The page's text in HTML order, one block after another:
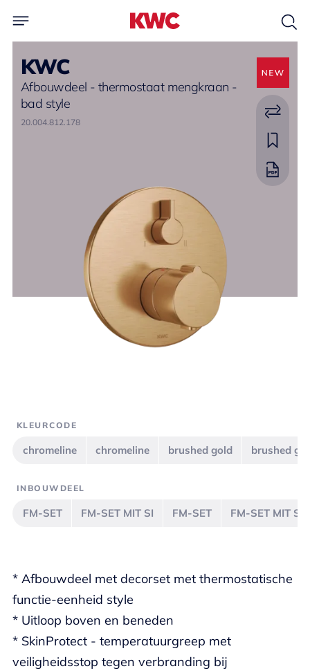
KWC
Afbouwdeel - thermostaat mengkraan -
bad style
20.004.812.178
* Afbouwdeel met decorset met thermostatische
functie-eenheid style
* Uitloop boven en beneden
* SkinProtect - temperatuurgreep met
veiligheidsstop tegen verbranding bij
KLEURCODE
chromeline chromeline brushed gold brushed
INBOUWDEEL
FM-SET FM-SET MIT SI FM-SET FM-SET MIT SI